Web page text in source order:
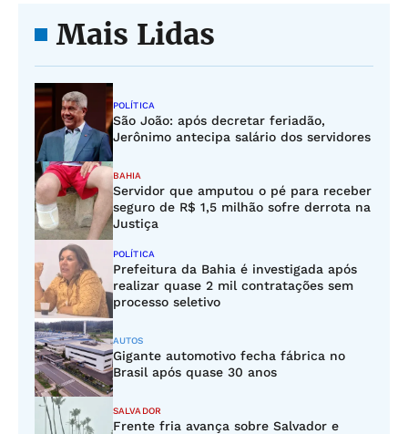
Mais Lidas
POLÍTICA
São João: após decretar feriadão,
Jerônimo antecipa salário dos servidores
BAHIA
Servidor que amputou o pé para receber
seguro de R$ 1,5 milhão sofre derrota na
Justiça
POLÍTICA
Prefeitura da Bahia é investigada após
realizar quase 2 mil contratações sem
processo seletivo
AUTOS
Gigante automotivo fecha fábrica no
Brasil após quase 30 anos
SALVADOR
Frente fria avança sobre Salvador e